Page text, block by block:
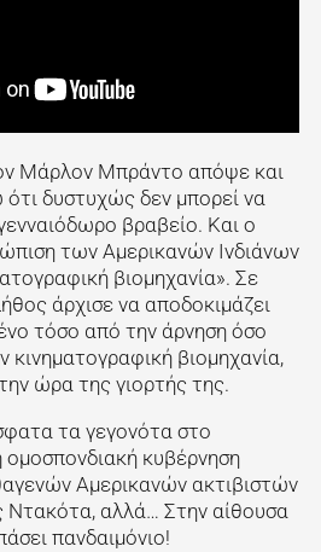
Μάρλον Μπράντο απόψε και
δυστυχώς δεν μπορεί να
βραβείο. Και ο
των Αμερικανών Ινδιάνων
βιομηχανία». Σε
άρχισε να αποδοκιμάζει
τόσο από την άρνηση όσο
κινηματογραφική βιομηχανία,
ώρα της γιορτής της.
τα γεγονότα στο
κυβέρνηση
Αμερικανών ακτιβιστών
Ντακότα, αλλά… Στην αίθουσα
πανδαιμόνιο!